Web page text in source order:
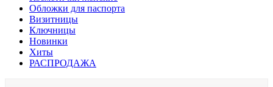
Обложки для паспорта
Визитницы
Ключницы
Новинки
Хиты
РАСПРОДАЖА